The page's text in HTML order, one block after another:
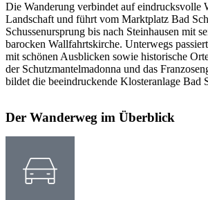
Die Wanderung verbindet auf eindrucksvolle
Landschaft und führt vom Marktplatz Bad
Schussenursprung bis nach Steinhausen mit
barocken Wallfahrtskirche. Unterwegs
mit schönen Ausblicken sowie historische
der Schutzmantelmadonna und das
bildet die beeindruckende Klosteranlage Bad
Der Wanderweg im Überblick